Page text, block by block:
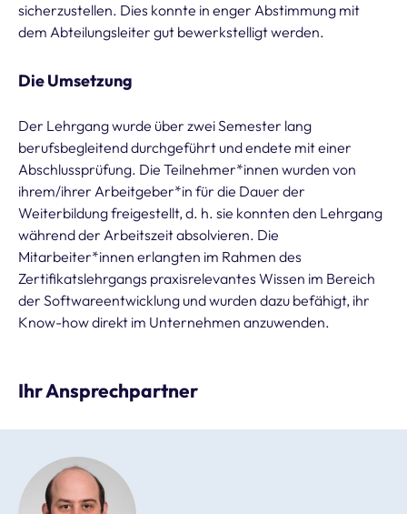
sicherzustellen. Dies konnte in enger Abstimmung mit
dem Abteilungsleiter gut bewerkstelligt werden.
Die Umsetzung
Der Lehrgang wurde über zwei Semester lang
berufsbegleitend durchgeführt und endete mit einer
Abschlussprüfung. Die Teilnehmer*innen wurden von
ihrem/ihrer Arbeitgeber*in für die Dauer der
Weiterbildung freigestellt, d. h. sie konnten den Lehrgang
während der Arbeitszeit absolvieren. Die
Mitarbeiter*innen erlangten im Rahmen des
Zertifikatslehrgangs praxisrelevantes Wissen im Bereich
der Softwareentwicklung und wurden dazu befähigt, ihr
Know-how direkt im Unternehmen anzuwenden.
Ihr Ansprechpartner